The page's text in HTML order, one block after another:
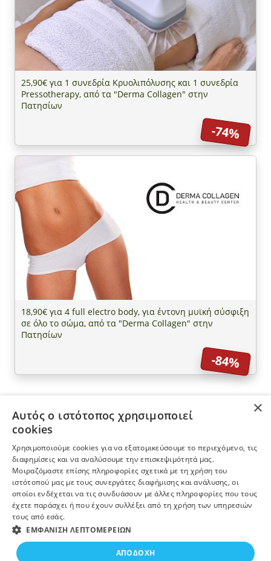
25,90€ για 1 συνεδρία Κρυολιπόλυσης και 1 συνεδρία
Pressotherapy, από τα "Derma Collagen" στην
Πατησίων
-74%
18,90€ για 4 full electro body, για έντονη μυϊκή σύσφιξη
σε όλο το σώμα, από τα "Derma Collagen" στην
Πατησίων
-84%
ΠΛΗΡΟΦΟΡΙΕΣ
Η ΕΤΑΙΡΕΙΑ
ΠΕΡΙΣΣΟΤΕΡΑ
ΕΓΓΡΑΦΗ ΣΤΟ NEWSLETTER
×
Αυτός ο ιστότοπος χρησιμοποιεί
cookies
Χρησιμοποιούμε cookies για να εξατομικεύσουμε το περιεχόμενο, τις
διαφημίσεις και να αναλύσουμε την επισκεψιμότητά μας.
Μοιραζόμαστε επίσης πληροφορίες σχετικά με τη χρήση του
ιστότοπού μας με τους συνεργάτες διαφήμισης και ανάλυσης, οι
οποίοι ενδέχεται να τις συνδυάσουν με άλλες πληροφορίες που τους
έχετε παράσχει ή που έχουν συλλέξει από τη χρήση των υπηρεσιών
τους από εσάς.
ΕΜΦΆΝΙΣΗ ΛΕΠΤΟΜΕΡΕΙΏΝ
ΑΠΟΔΟΧΉ